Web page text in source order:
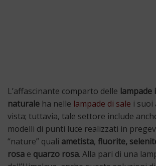
L’affascinante comparto delle lampade
naturale ha nelle lampade di sale i suoi
vista; tuttavia, tale settore include
modelli di punti luce realizzati in
“nature” quali ametista, fluorite,
rosa e quarzo rosa. Alla pari di una